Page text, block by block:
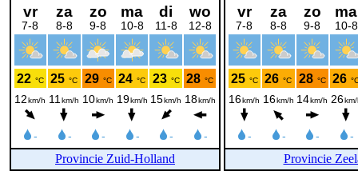
Provincie Zuid-Holland Provincie